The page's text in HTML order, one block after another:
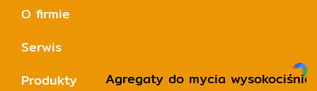
O firmie
Serwis
Produkty
Agregaty do mycia